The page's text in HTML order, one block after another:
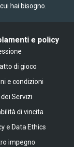
hai bisogno.
e policy
di gioco
e condizioni
Servizi
di vincita
e Data Ethics
impegno